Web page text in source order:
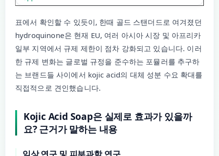
표에서 확인할 수 있듯이, 한때 골드 스탠더드로 여겨졌던
hydroquinone은 현재 EU, 여러 아시아 시장 및 아프리카
일부 지역에서 규제 제한이 점차 강화되고 있습니다. 이러
한 규제 변화는 글로벌 규정을 준수하는 포뮬러를 추구하
는 브랜드들 사이에서 kojic acid의 대체 성분 수요 확대를
직접적으로 견인했습니다.
Kojic Acid Soap은 실제로 효과가 있을까
요? 근거가 말하는 내용
임상 연구 및 피부과학 연구